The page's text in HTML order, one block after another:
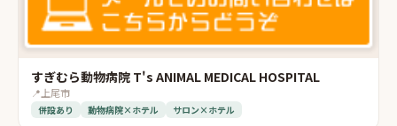
すぎむら動物病院 T's ANIMAL MEDICAL HOSPITAL
📍 上尾市
併設あり 動物病院×ホテル サロン×ホテル